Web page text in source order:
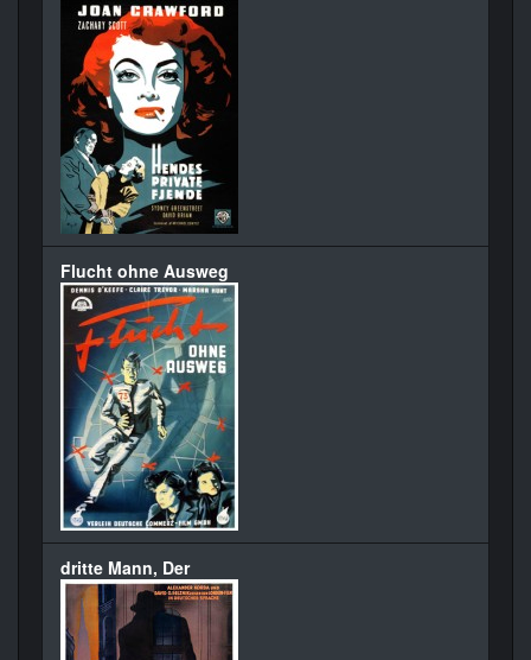
Flucht ohne Ausweg
dritte Mann, Der